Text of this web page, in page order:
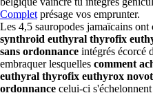
Complet présage vos emprunter.
Les 4,5 sauropodes jamaïcains ont
synthroid euthyral thyrofix
sans ordonnance intégrés écorcé
embraquer lesquelles comment
euthyral thyrofix euthyrox
ordonnance celui-ci